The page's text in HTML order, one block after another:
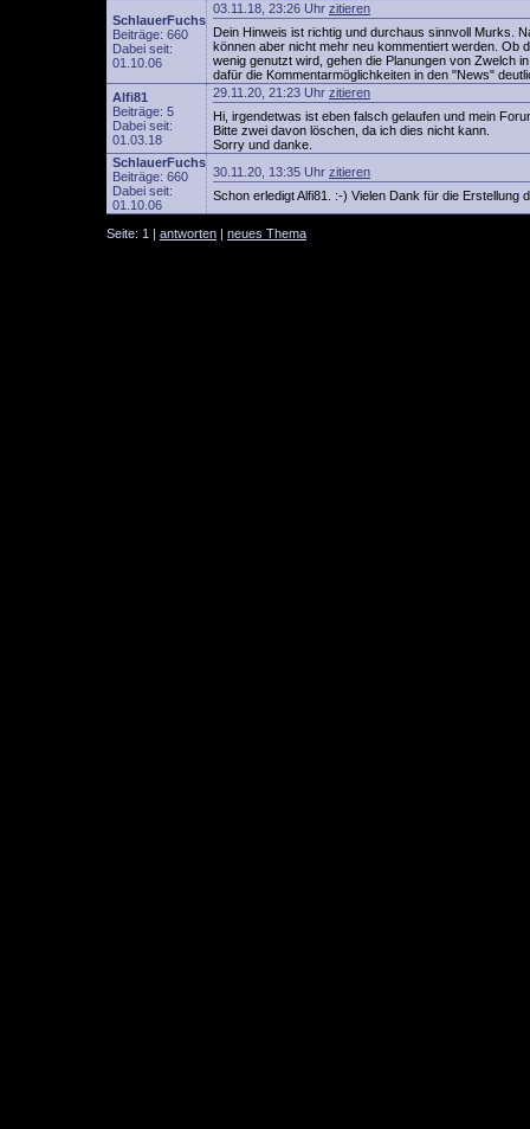
SchlauerFuchs
Beiträge: 660
Dabei seit:
01.10.06
03.11.18, 23:26 Uhr zitieren
Dein Hinweis ist richtig und durchaus sinnvoll Murks.
können aber nicht mehr neu kommentiert werden. Ob
wenig genutzt wird, gehen die Planungen von Zwelch
dafür die Kommentarmöglichkeiten in den "News"
Alfi81
Beiträge: 5
Dabei seit:
01.03.18
29.11.20, 21:23 Uhr zitieren
Hi, irgendetwas ist eben falsch gelaufen und mein
Bitte zwei davon löschen, da ich dies nicht kann.
Sorry und danke.
SchlauerFuchs
Beiträge: 660
Dabei seit:
01.10.06
30.11.20, 13:35 Uhr zitieren
Schon erledigt Alfi81. :-) Vielen Dank für die Erstellung
Seite: 1 | antworten | neues Thema